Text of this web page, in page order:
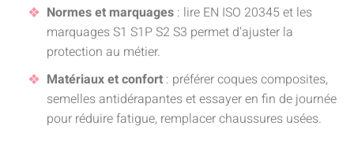
Normes et marquages : lire EN ISO 20345 et les
marquages S1 S1P S2 S3 permet d’ajuster la
protection au métier.
Matériaux et confort : préférer coques composites,
semelles antidérapantes et essayer en fin de journée
pour réduire fatigue, remplacer chaussures usées.